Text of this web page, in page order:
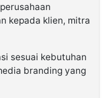
kepada klien, mitra
sesuai kebutuhan
branding yang